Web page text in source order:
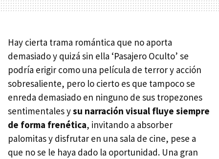
Hay cierta trama romántica que no aporta
demasiado y quizá sin ella ‘Pasajero Oculto’ se
podría erigir como una película de terror y acción
sobresaliente, pero lo cierto es que tampoco se
enreda demasiado en ninguno de sus tropezones
sentimentales ysu narración visual fluye siempre
de forma frenética, invitando a absorber
palomitas y disfrutar en una sala de cine, pese a
que no se le haya dado la oportunidad. Una gran